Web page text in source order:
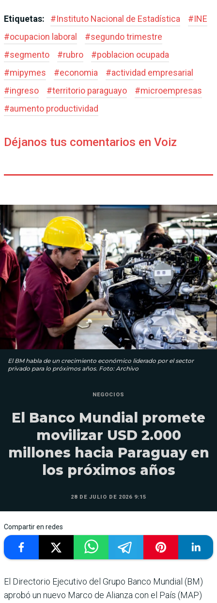
Etiquetas: #Instituto Nacional de Estadística #INE
#ocupacion laboral #segundo trimestre
#segmento #rubro #poblacion ocupada
#mipymes #economia #actividad empresarial
#ingreso #territorio paraguayo #microempresas
#aumento productividad
Déjanos tus comentarios en Voiz
El BM habla de un crecimiento económico liderado por el sector
privado para lo próximos años. Foto: Archivo
NEGOCIOS
El Banco Mundial promete
movilizar USD 2.000
millones hacia Paraguay en
los próximos años
28 DE JULIO DE 2026 9:15
Compartir en redes
El Directorio Ejecutivo del Grupo Banco Mundial (BM)
aprobó un nuevo Marco de Alianza con el País (MAP)